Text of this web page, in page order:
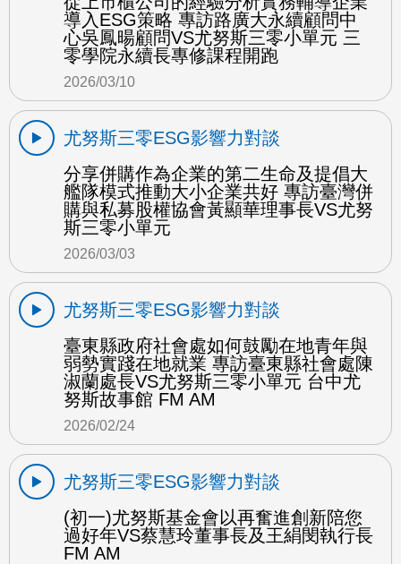
導入ESG策略 專訪路廣大永續顧問中
心吳鳳暘顧問VS尤努斯三零小單元 三
零學院永續長專修課程開跑
2026/03/10
尤努斯三零ESG影響力對談
分享併購作為企業的第二生命及提倡大
艦隊模式推動大小企業共好 專訪臺灣併
購與私募股權協會黃顯華理事長VS尤努
斯三零小單元
2026/03/03
尤努斯三零ESG影響力對談
臺東縣政府社會處如何鼓勵在地青年與
弱勢實踐在地就業 專訪臺東縣社會處陳
淑蘭處長VS尤努斯三零小單元 台中尤
努斯故事館 FM AM
2026/02/24
尤努斯三零ESG影響力對談
(初一)尤努斯基金會以再奮進創新陪您
過好年VS蔡慧玲董事長及王絹閔執行長
FM AM